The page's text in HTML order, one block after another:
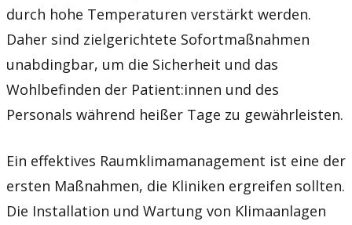
durch hohe Temperaturen verstärkt werden.
Daher sind zielgerichtete Sofortmaßnahmen
unabdingbar, um die Sicherheit und das
Wohlbefinden der Patient:innen und des
Personals während heißer Tage zu gewährleisten.
Ein effektives Raumklimamanagement ist eine der
ersten Maßnahmen, die Kliniken ergreifen sollten.
Die Installation und Wartung von Klimaanlagen